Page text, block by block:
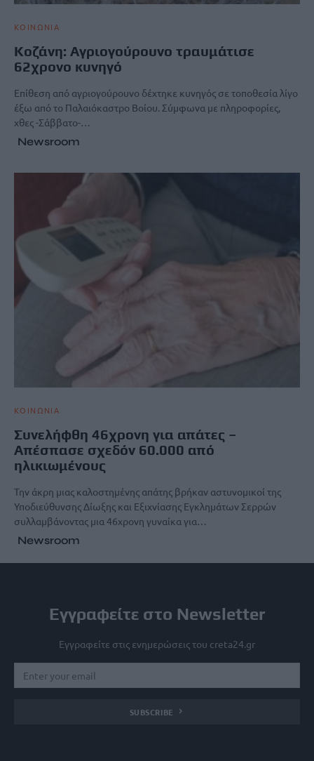
ΚΟΙΝΩΝΙΑ
Κοζάνη: Αγριογούρουνο τραυμάτισε
62χρονο κυνηγό
Επίθεση από αγριογούρουνο δέχτηκε κυνηγός σε τοποθεσία λίγο
έξω από το Παλαιόκαστρο Βοίου. Σύμφωνα με πληροφορίες,
χθες -Σάββατο-…
Newsroom
ΚΟΙΝΩΝΙΑ
Συνελήφθη 46χρονη για απάτες –
Απέσπασε σχεδόν 60.000 από
ηλικιωμένους
Την άκρη μιας καλοστημένης απάτης βρήκαν αστυνομικοί της
Υποδιεύθυνσης Δίωξης και Εξιχνίασης Εγκλημάτων Σερρών
συλλαμβάνοντας μια 46χρονη γυναίκα για…
Newsroom
Εγγραφείτε στο Newsletter
Εγγραφείτε στις ενημερώσεις του creta24.gr
SUBSCRIBE